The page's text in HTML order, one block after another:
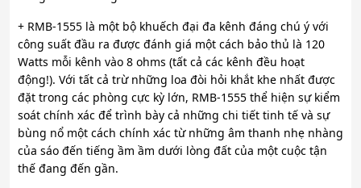
+ RMB-1555 là một bộ khuếch đại đa kênh đáng chú ý với
công suất đầu ra được đánh giá một cách bảo thủ là 120
Watts mỗi kênh vào 8 ohms (tất cả các kênh đều hoạt
động!). Với tất cả trừ những loa đòi hỏi khắt khe nhất được
đặt trong các phòng cực kỳ lớn, RMB-1555 thể hiện sự kiểm
soát chính xác để trình bày cả những chi tiết tinh tế và sự
bùng nổ một cách chính xác từ những âm thanh nhẹ nhàng
của sáo đến tiếng ầm ầm dưới lòng đất của một cuộc tận
thế đang đến gần.